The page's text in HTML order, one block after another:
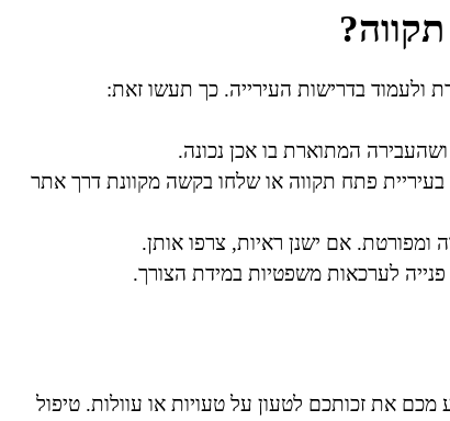
ולעמוד בדרישות העירייה. כך תעשו זאת:
המתוארת בו אכן נכונה.
פתח תקווה או שלחו בקשה מקוונת דרך אתר
ומפורטת. אם ישנן ראיות, צרפו אותן.
לערכאות משפטיות במידת הצורך.
את זכותכם לטעון על טעויות או עוולות. טיפול